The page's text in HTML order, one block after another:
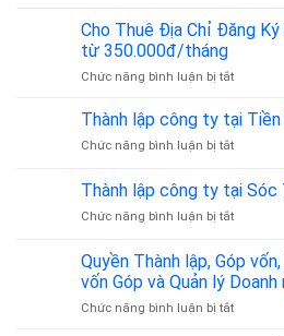
định
Vấn
Hình
Đất
Gia
Đình
Hành
Pháp
Lý
lập
công
tại
Phước
từ
A
Z
Cho Thuê Địa Chỉ Đăng Ký
từ 350.000đ/tháng
Chức năng bình luận bị tắtở
Thuê
Địa
Chỉ
Ký
Doanh
Tân
Bình
Thành lập công ty tại
Chức năng bình luận bị tắtở
lập
công
ty
Tiền
Giang
chất
lượng
Thành lập công ty tại
Chức năng bình luận bị tắtở
lập
công
ty
tại
Quyền Thành lập, Góp
vốn Góp và Quản lý Doanh
Chức năng bình luận bị tắtở